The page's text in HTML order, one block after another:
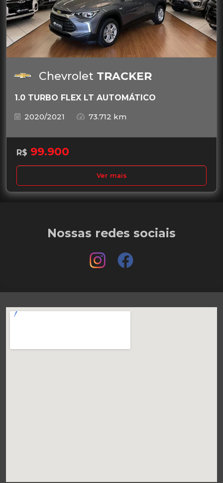
Chevrolet TRACKER
1.0 TURBO FLEX LT AUTOMÁTICO
2020/2021
73.712 km
R$ 99.900
Ver mais
Nossas redes sociais